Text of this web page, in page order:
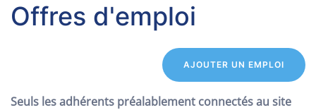
Offres d'emploi
AJOUTER UN EMPLOI
Seuls les adhérents préalablement connectés au site